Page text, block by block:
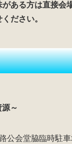
ある方は直接会
ださい。
～
会堂脇臨時駐車